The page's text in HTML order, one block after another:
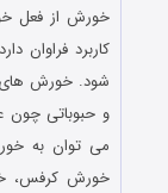
خورش از فعل
کاربرد فراوان
‌شود. خورش ‌های
و حبوباتی چون
می ‌توان به
خورش کرفس،